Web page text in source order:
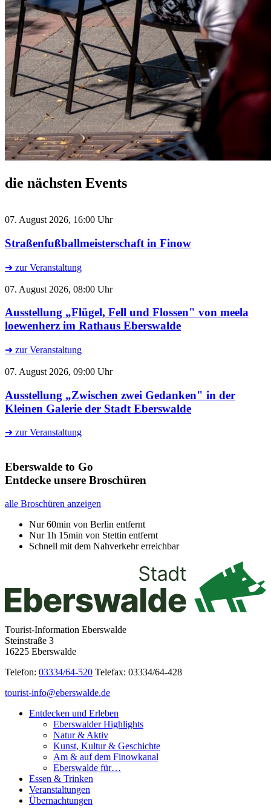
die nächsten Events
07. August 2026, 16:00 Uhr
Straßenfußballmeisterschaft in Finow
➜ zur Veranstaltung
07. August 2026, 08:00 Uhr
Ausstellung „Flügel, Fell und Flossen" von meela
loewenherz im Rathaus Eberswalde
➜ zur Veranstaltung
07. August 2026, 09:00 Uhr
Ausstellung „Zwischen zwei Gedanken" in der
Kleinen Galerie der Stadt Eberswalde
➜ zur Veranstaltung
Eberswalde to Go
Entdecke unsere Broschüren
alle Broschüren anzeigen
Nur 60min von Berlin entfernt
Nur 1h 15min von Stettin entfernt
Schnell mit dem Nahverkehr erreichbar
Tourist-Information Eberswalde
Steinstraße 3
16225 Eberswalde
Telefon: 03334/64-520 Telefax: 03334/64-428
tourist-info@eberswalde.de
Entdecken und Erleben
Eberswalder Highlights
Natur & Aktiv
Kunst, Kultur & Geschichte
Am & auf dem Finowkanal
Eberswalde für…
Essen & Trinken
Veranstaltungen
Übernachtungen